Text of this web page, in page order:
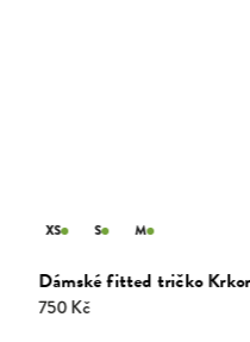
Dámské fitted tričko
750 Kč
XS S M